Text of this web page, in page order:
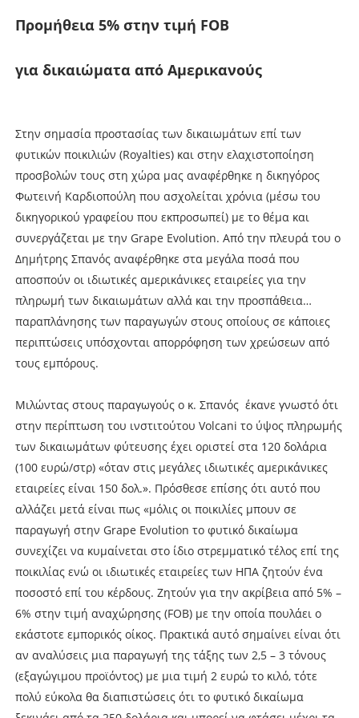
Προμήθεια 5% στην τιμή FOB
για δικαιώματα από Αμερικανούς
Στην σηµασία προστασίας των δικαιωµάτων επί των
φυτικών ποικιλιών (Royalties) και στην ελαχιστοποίηση
προσβολών τους στη χώρα µας αναφέρθηκε η δικηγόρος
Φωτεινή Καρδιοπούλη που ασχολείται χρόνια (µέσω του
δικηγορικού γραφείου που εκπροσωπεί) µε το θέµα και
συνεργάζεται µε την Grape Evolution. Από την πλευρά του ο
∆ηµήτρης Σπανός αναφέρθηκε στα µεγάλα ποσά που
αποσπούν οι ιδιωτικές αµερικάνικες εταιρείες για την
πληρωµή των δικαιωµάτων αλλά και την προσπάθεια…
παραπλάνησης των παραγωγών στους οποίους σε κάποιες
περιπτώσεις υπόσχονται απορρόφηση των χρεώσεων από
τους εµπόρους.
Μιλώντας στους παραγωγούς ο κ. Σπανός έκανε γνωστό ότι
στην περίπτωση του ινστιτούτου Volcani το ύψος πληρωµής
των δικαιωµάτων φύτευσης έχει οριστεί στα 120 δολάρια
(100 ευρώ/στρ) «όταν στις µεγάλες ιδιωτικές αµερικάνικες
εταιρείες είναι 150 δολ.». Πρόσθεσε επίσης ότι αυτό που
αλλάζει µετά είναι πως «µόλις οι ποικιλίες µπουν σε
παραγωγή στην Grape Evolution το φυτικό δικαίωµα
συνεχίζει να κυµαίνεται στο ίδιο στρεµµατικό τέλος επί της
ποικιλίας ενώ οι ιδιωτικές εταιρείες των ΗΠΑ ζητούν ένα
ποσοστό επί του κέρδους. Ζητούν για την ακρίβεια από 5% –
6% στην τιµή αναχώρησης (FOB) µε την οποία πουλάει ο
εκάστοτε εµπορικός οίκος. Πρακτικά αυτό σηµαίνει είναι ότι
αν αναλύσεις µια παραγωγή της τάξης των 2,5 – 3 τόνους
(εξαγώγιµου προϊόντος) µε µια τιµή 2 ευρώ το κιλό, τότε
πολύ εύκολα θα διαπιστώσεις ότι το φυτικό δικαίωµα